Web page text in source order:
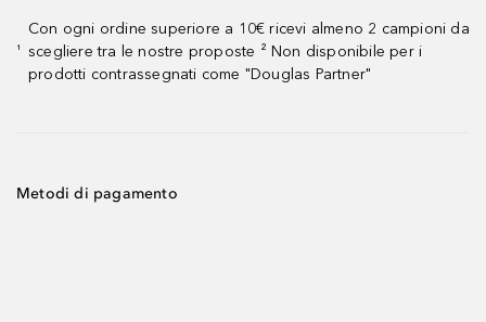
¹
Con ogni ordine superiore a 10€ ricevi almeno 2 campioni da
scegliere tra le nostre proposte ² Non disponibile per i
prodotti contrassegnati come "Douglas Partner"
Metodi di pagamento